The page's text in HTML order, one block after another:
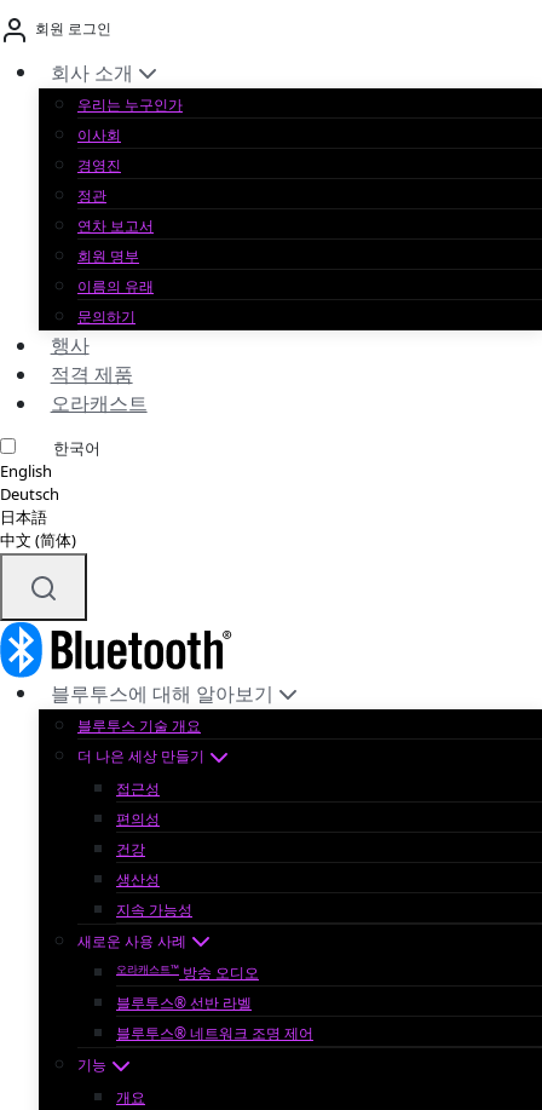
본
문
바
회원 로그인
회사 소개
우리는 누구인가
이사회
경영진
정관
연차 보고서
회원 명부
이름의 유래
문의하기
행사
적격 제품
오라캐스트
한국어
English
Deutsch
日本語
中文 (简体)
블루투스에 대해 알아보기
블루투스 기술 개요
더 나은 세상 만들기
접근성
편의성
건강
생산성
지속 가능성
새로운 사용 사례
오라캐스트™ 방송 오디오
블루투스® 선반 라벨
블루투스® 네트워크 조명 제어
기능
개요